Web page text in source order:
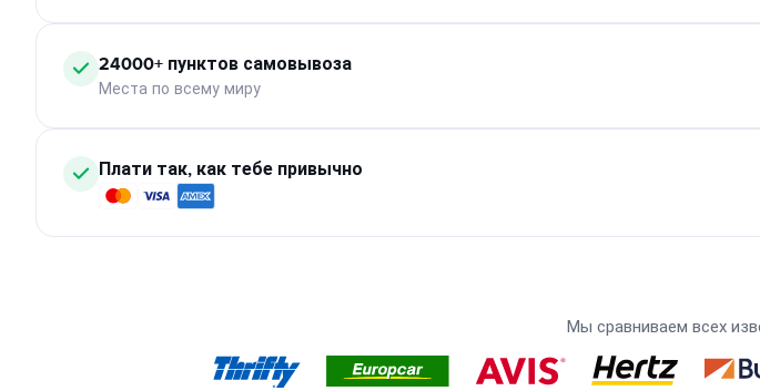
24000+ пунктов самовывоза
Места по всему миру
Плати так, как тебе привычно
Мы сравниваем всех